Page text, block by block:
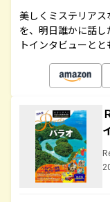
美しくミステリア
を、明日誰かに話
トインタビューとと